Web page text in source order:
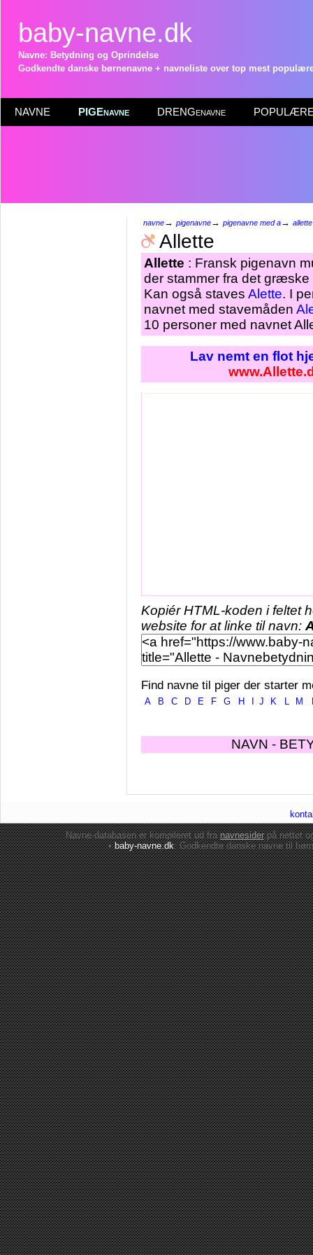
baby-navne.dk
Navne: Betydning og Oprindelse
Godkendte danske børnenavne + navneliste over top mest
NAVNE PIGEnavne DRENGenavne POPULÆRE
navne→ pigenavne→ pigenavne med a→ allette
Allette
Allette : Fransk pigenavn
der stammer fra det
Kan også staves Alette. I
navnet med stavemåden
10 personer med navnet
Lav nemt en flot
Kopiér HTML-koden i feltet
website for at linke til navn:
Find navne til piger der starter
A B C D E F G H J K L M
NAVN -
Navne-databasen er kompileret ud franavnesiderpå nettet
•baby-navne.dk: Godkendte danskenavne til børn